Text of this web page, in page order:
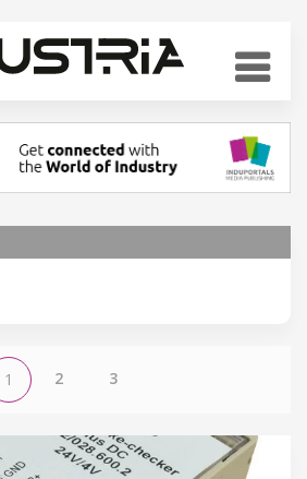
1 2 3